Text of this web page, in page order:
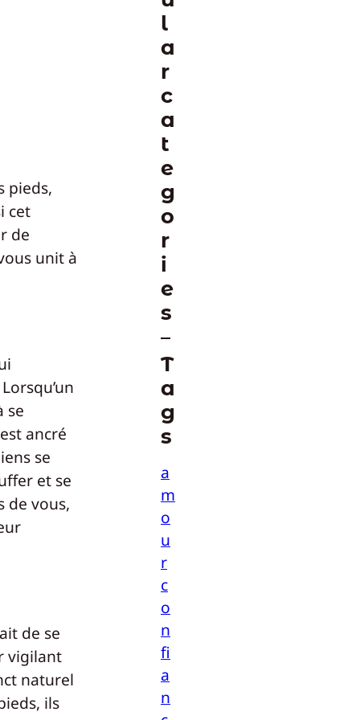
pieds,
cet
de
unit à
se
ancré
se
et se
de vous,
de se
vigilant
naturel
ils
l
a
r
c
a
t
e
g
o
r
i
e
s
T
a
g
s
a
m
o
u
r
c
o
n
fi
a
n